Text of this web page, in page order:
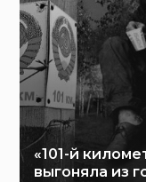
«101-й
выгоняла из